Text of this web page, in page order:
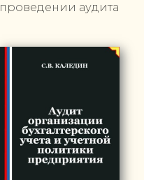
проведении аудита